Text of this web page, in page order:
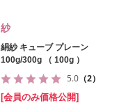
紗
絹紗 キューブ プレーン
100g/300g （ 100g ）
5.0 （2）
[会員のみ価格公開]